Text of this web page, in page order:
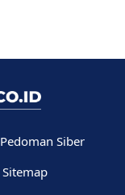
Pedoman Siber
Sitemap